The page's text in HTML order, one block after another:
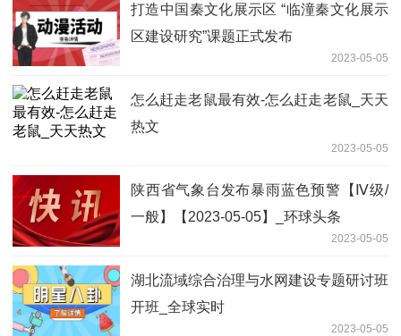
打造中国秦文化展示区 “临潼秦文化展示
区建设研究”课题正式发布
2023-05-05
怎么赶走老鼠最有效-怎么赶走老鼠_天天
热文
2023-05-05
陕西省气象台发布暴雨蓝色预警【Ⅳ级/
一般】【2023-05-05】_环球头条
2023-05-05
湖北流域综合治理与水网建设专题研讨班
开班_全球实时
2023-05-05